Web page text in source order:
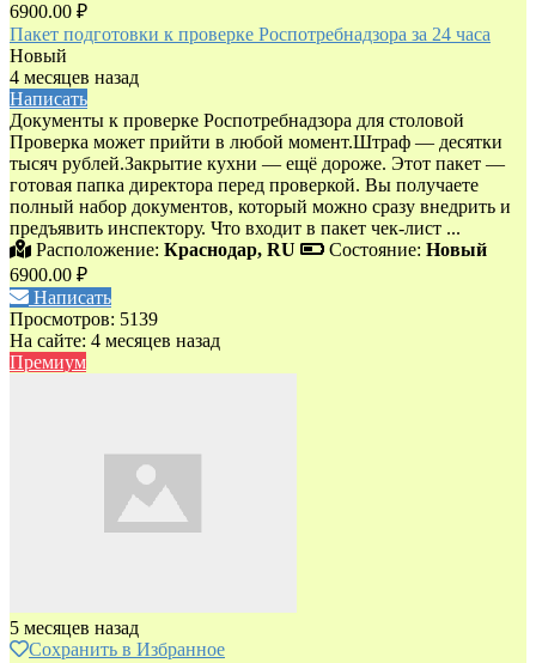
6900.00 ₽
Пакет подготовки к проверке Роспотребнадзора за 24 часа
Новый
4 месяцев назад
Написать
Документы к проверке Роспотребнадзора для столовой
Проверка может прийти в любой момент.Штраф — десятки
тысяч рублей.Закрытие кухни — ещё дороже. Этот пакет —
готовая папка директора перед проверкой. Вы получаете
полный набор документов, который можно сразу внедрить и
предъявить инспектору. Что входит в пакет чек-лист ...
Расположение: Краснодар, RU Состояние: Новый
6900.00 ₽
Написать
Просмотров: 5139
На сайте: 4 месяцев назад
Премиум
5 месяцев назад
Сохранить в Избранное